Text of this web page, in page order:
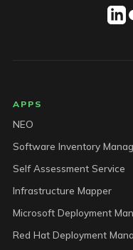
APPS
NEO
Software Inventory
Self Assessment Service
Infrastructure Mapper
Red Hat Deployment